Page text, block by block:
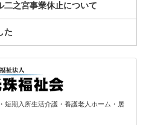
二之宮事業休止について
た
短期入所生活介護・養護老人ホーム・居